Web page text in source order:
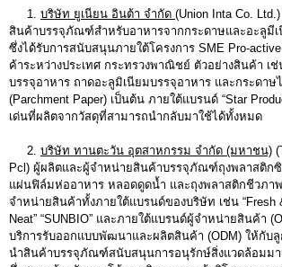
1. บริษัท ยูเนียน อินต้า จำกัด (Union Inta Co.
สินค้าบรรจุภัณฑ์สำหรับอาหารจากกระดาษและอะลูมี
ซึ่งได้รับการสนับสนุนภายใต้โครงการ SME Pro-
ค้าระหว่างประเทศ กระทรวงพาณิชย์ ตัวอย่างสินค้า เ
บรรจุอาหาร ถาดอะลูมิเนียมบรรจุอาหาร และกระดา
(Parchment Paper) เป็นต้น ภายใต้แบรนด์ “Star
เด่นที่ผลิตจากวัสดุที่สามารถนำกลับมาใช้ได้ทั้งหมด
2. บริษัท ทานตะวัน อุตสาหกรรม จำกัด (มหาชน)
Pcl) ผู้ผลิตและผู้จำหน่ายสินค้าบรรจุภัณฑ์ถุงพลาสติก
แผ่นฟิล์มห่ออาหาร หลอดดูดน้ำ และถุงพลาสติกชีวภา
จำหน่ายสินค้าทั้งภายใต้แบรนด์ของบริษัท เช่น “Fresh
Neat” “SUNBIO” และภายใต้แบรนด์ผู้จำหน่ายสินค้า
บริการรับออกแบบพัฒนาและผลิตสินค้า (ODM) ให้กับ
นำสินค้าบรรจุภัณฑ์สนับสนุนการอนุรักษ์สิ่งแวดล้อมมา